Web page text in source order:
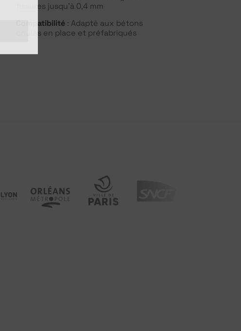
fissures jusqu’à 0,4 mm
Compatibilité : Adapté aux bétons
coulés en place et préfabriqués